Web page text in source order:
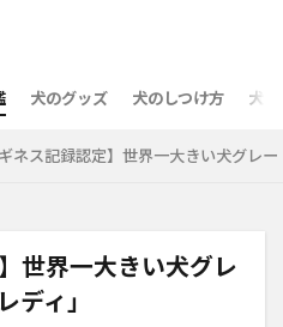
犬のグッズ 犬のしつけ方 犬
ネス記録認定】世界一大きい犬グレー
世界一大きい犬グレ
ディ」